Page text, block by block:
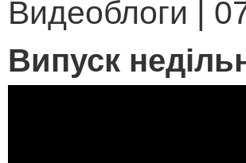
Видеоблоги |
Випуск